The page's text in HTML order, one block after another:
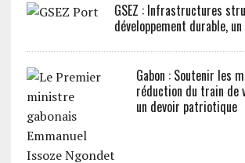
GSEZ : Infrastructures
développement durable,
Gabon : Soutenir les
réduction du train de
un devoir patriotique